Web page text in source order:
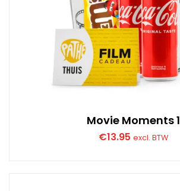
Movie Moments 1
€13.95 excl. BTW